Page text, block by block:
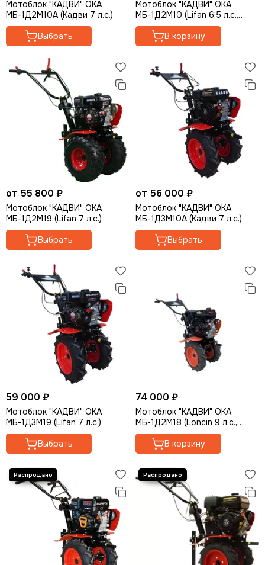
Мотоблоки CARVER
Мотоблоки ПАРМА
Мотоблоки DDE
Мотоблоки WEIMA
Мотоблоки DAMAN
Мотоблоки LIFAN
Мотоблоки SHINERAY
Мотоблоки МОБИЛ К
Мотоблоки ЕНИСЕЙ
Мотоблоки РЫСЬ
Мотоблоки AURORA
Мотоблоки DENZEL
Мотоблоки HYUNDAI
Мотоблоки CHAMPION
Мотоблоки STEHER
Мотоблоки COVENANT
Опрыскиватели
Мотолебедки
Аккумуляторная садовая техника
Мотоблок "КАДВИ" ОКА
МБ-1Д2М10А (Кадви 7 л.с.)
Выбрать
Мотоблок "КАДВИ" ОКА
МБ-1Д2М10 (Lifan 6,5 л.с.,
колеса 4*10)
В корзину
от 55 800 ₽
Мотоблок "КАДВИ" ОКА
МБ-1Д2М19 (Lifan 7 л.с.)
Выбрать
от 56 000 ₽
Мотоблок "КАДВИ" ОКА
МБ-1Д3М10А (Кадви 7 л.с.)
Выбрать
59 000 ₽
Мотоблок "КАДВИ" ОКА
МБ-1Д3М19 (Lifan 7 л.с.)
Выбрать
74 000 ₽
Мотоблок "КАДВИ" ОКА
МБ-1Д2М18 (Loncin 9 л.с.,
колеса 4*10)
В корзину